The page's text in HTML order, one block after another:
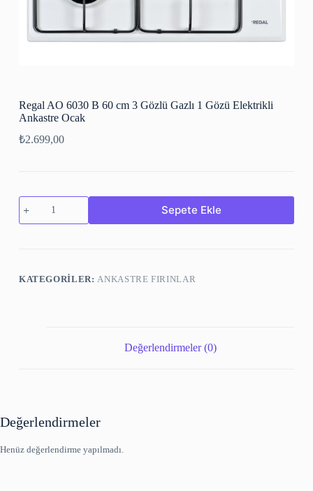
Regal AO 6030 B 60 cm 3 Gözlü Gazlı 1 Gözü Elektrikli
Ankastre Ocak
₺2.699,00
Sepete Ekle
KATEGORILER: ANKASTRE FIRINLAR
Değerlendirmeler (0)
Değerlendirmeler
Henüz değerlendirme yapılmadı.